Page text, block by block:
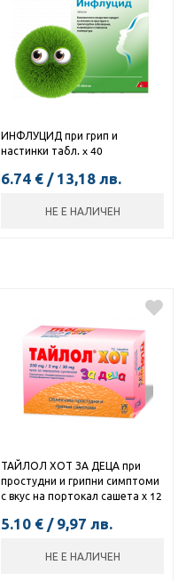
ИНФЛУЦИД при грип и
настинки табл. x 40
6.74 € / 13,18 лв.
НЕ Е НАЛИЧЕН
ТАЙЛОЛ ХОТ ЗА ДЕЦА при
простудни и грипни симптоми
с вкус на портокал сашета х 12
5.10 € / 9,97 лв.
НЕ Е НАЛИЧЕН